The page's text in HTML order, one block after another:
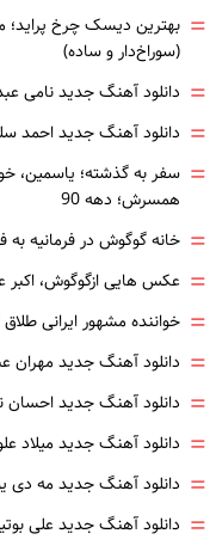
= بهترین دیسک چرخ
(سوراخ‌دار و ساده)
= دانلود آهنگ جدید نامی
= دانلود آهنگ جدید احمد
= سفر به گذشته؛ یاسمین،
همسرش؛ دهه 90
= خانه گوگوش در فرمانیه
= عکس هایی ازگوگوش، اکبر
= خواننده مشهور ایرانی
= دانلود آهنگ جدید مهران
= دانلود آهنگ جدید احسان
= دانلود آهنگ جدید میلاد
= دانلود آهنگ جدید مه دی
= دانلود آهنگ جدید علی